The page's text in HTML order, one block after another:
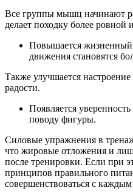
Все группы мышц начинают
делает походку более ровной
Повышается жизненный
движения становятся
Также улучшается
радости.
Появляется
поводу фигуры.
Силовые упражнения в
что жировые отложения и
после тренировки. Если при
принципов правильного
совершенствоваться с